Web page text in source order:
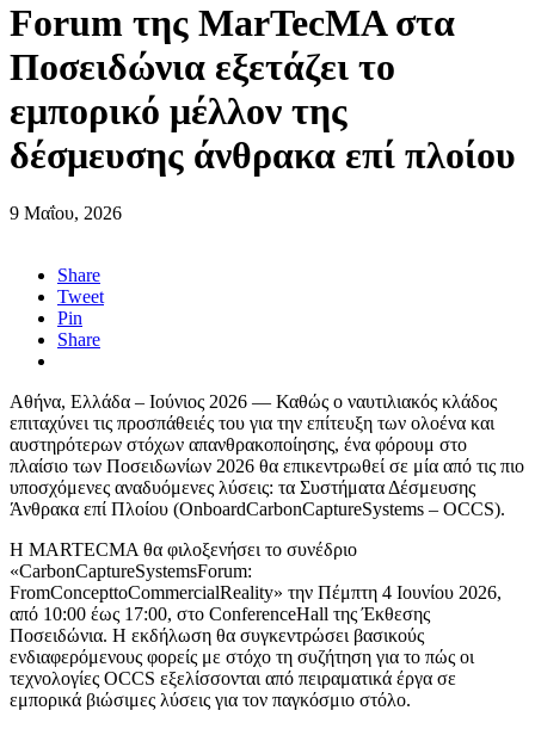
Forum της MarTecMA στα
Ποσειδώνια εξετάζει το
εμπορικό μέλλον της
δέσμευσης άνθρακα επί πλοίου
9 Μαΐου, 2026
Share
Tweet
Pin
Share
Αθήνα, Ελλάδα – Ιούνιος 2026 — Καθώς ο ναυτιλιακός κλάδος
επιταχύνει τις προσπάθειές του για την επίτευξη των ολοένα και
αυστηρότερων στόχων απανθρακοποίησης, ένα φόρουμ στο
πλαίσιο των Ποσειδωνίων 2026 θα επικεντρωθεί σε μία από τις πιο
υποσχόμενες αναδυόμενες λύσεις: τα Συστήματα Δέσμευσης
Άνθρακα επί Πλοίου (OnboardCarbonCaptureSystems – OCCS).
Η MARTECMA θα φιλοξενήσει το συνέδριο
«CarbonCaptureSystemsForum:
FromConcepttoCommercialReality» την Πέμπτη 4 Ιουνίου 2026,
από 10:00 έως 17:00, στο ConferenceHall της Έκθεσης
Ποσειδώνια. Η εκδήλωση θα συγκεντρώσει βασικούς
ενδιαφερόμενους φορείς με στόχο τη συζήτηση για το πώς οι
τεχνολογίες OCCS εξελίσσονται από πειραματικά έργα σε
εμπορικά βιώσιμες λύσεις για τον παγκόσμιο στόλο.